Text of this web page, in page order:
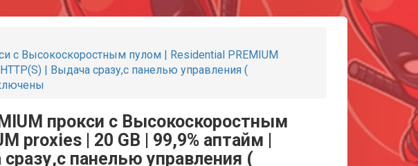
с Высокоскоростным пулом | Residential PREMIUM
| Выдача сразу,с панелью управления (
прокси с Высокоскоростным
proxies | 20 GB | 99,9% аптайм |
панелью управления (